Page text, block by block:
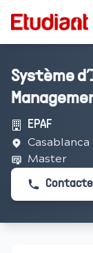
Système
EPAF
Casablanca
Master